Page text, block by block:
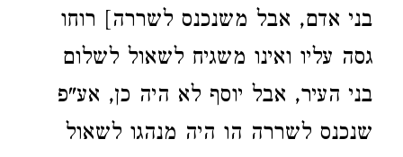
בני אדם, אבל משנכנס לשררה] רוחו
גסה עליו ואינו משגיח לשאול לשלום
בני העיר, אבל יוסף לא היה כן, אע"פ
שנכנס לשררה הו היה מנהגו לשאול